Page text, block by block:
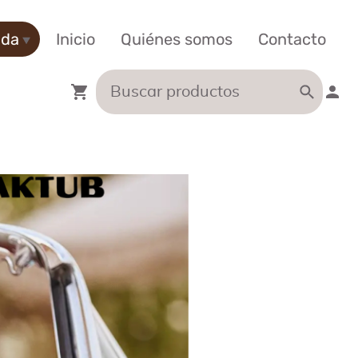
Inicio Quiénes somos Contacto